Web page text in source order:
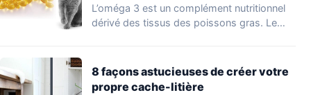
L’oméga 3 est un complément nutritionnel
dérivé des tissus des poissons gras. Le
8 façons astucieuses de créer votre
propre cache-litière